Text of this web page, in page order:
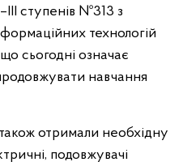
ступенів №313 з
технологій
сьогодні означає
навчання
отримали необхідну
подовжувачі